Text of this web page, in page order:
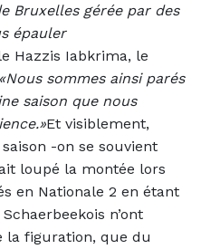
Bruxelles gérée par des
épauler
Hazzis Iabkrima, le
«Nous sommes ainsi parés
saison que nous
Et visiblement,
-on se souvient
loupé la montée lors
en Nationale 2 en étant
n’ont
la figuration, que du